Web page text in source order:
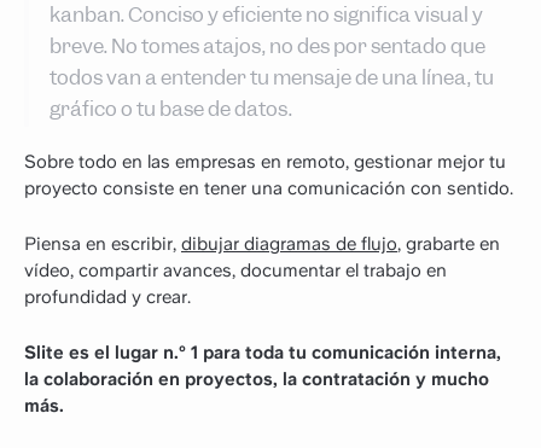
kanban. Conciso y eficiente no significa visual y
breve. No tomes atajos, no des por sentado que
todos van a entender tu mensaje de una línea, tu
gráfico o tu base de datos.
‍Sobre todo en las empresas en remoto, gestionar mejor tu
proyecto consiste en tener una comunicación con sentido.
Piensa en escribir, dibujar diagramas de flujo, grabarte en
vídeo, compartir avances, documentar el trabajo en
profundidad y crear.
Slite es el lugar n.º 1 para toda tu comunicación interna,
la colaboración en proyectos, la contratación y mucho
más.